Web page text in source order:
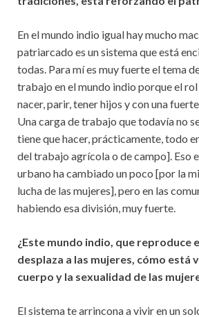
En el mundo indio igual hay mucho
patriarcado es un sistema que está
todas. Para mí es muy fuerte el tema
trabajo en el mundo indio porque el rol
nacer, parir, tener hijos y con una
Una carga de trabajo que todavía no
tiene que hacer, prácticamente, todo
del trabajo agrícola o de campo]. Eso
urbano ha cambiado un poco [por la
lucha de las mujeres], pero en las
habiendo esa división, muy fuerte.
¿Este mundo indio, que reproduce
desplaza a las mujeres, cómo está
cuerpo y la sexualidad de las
El sistema te arrincona a vivir en un